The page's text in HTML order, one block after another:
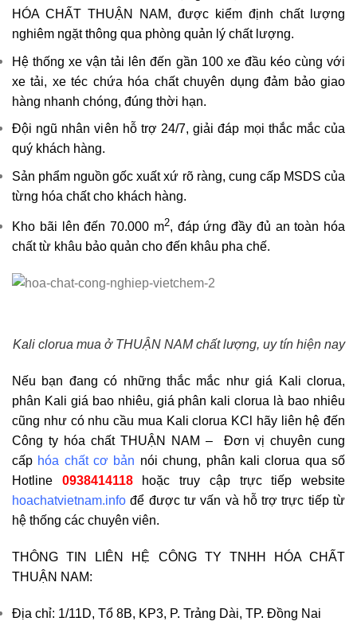
HÓA CHẤT THUẬN NAM, được kiểm định chất lượng
nghiêm ngặt thông qua phòng quản lý chất lượng.
Hệ thống xe vận tải lên đến gần 100 xe đầu kéo cùng với
xe tải, xe téc chứa hóa chất chuyên dụng đảm bảo giao
hàng nhanh chóng, đúng thời hạn.
Đội ngũ nhân viên hỗ trợ 24/7, giải đáp mọi thắc mắc của
quý khách hàng.
Sản phẩm nguồn gốc xuất xứ rõ ràng, cung cấp MSDS của
từng hóa chất cho khách hàng.
Kho bãi lên đến 70.000 m2, đáp ứng đầy đủ an toàn hóa
chất từ khâu bảo quản cho đến khâu pha chế.
Kali clorua mua ở THUẬN NAM chất lượng, uy tín hiện nay
Nếu bạn đang có những thắc mắc như giá Kali clorua,
phân Kali giá bao nhiêu, giá phân kali clorua là bao nhiêu
cũng như có nhu cầu mua Kali clorua KCl hãy liên hệ đến
Công ty hóa chất THUẬN NAM – Đơn vị chuyên cung
cấp hóa chất cơ bản nói chung, phân kali clorua qua số
Hotline
0938414118
hoặc truy cập trực tiếp website
hoachatvietnam.info để được tư vấn và hỗ trợ trực tiếp từ
hệ thống các chuyên viên.
THÔNG TIN LIÊN HỆ CÔNG TY TNHH HÓA CHẤT
THUẬN NAM:
Địa chỉ: 1/11D, Tổ 8B, KP3, P. Trảng Dài, TP. Đồng Nai